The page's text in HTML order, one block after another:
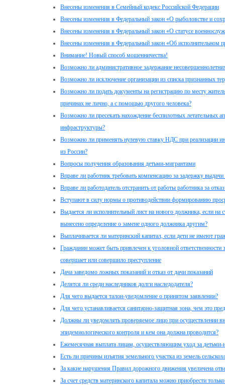
Внесены изменения в Семейный кодекс Российской Федерации
Внесены изменения в Федеральный закон «О рыболовстве и
Внесены изменения в Федеральный закон «О статусе
Внесены изменения в Федеральный закон «Об исполнительном
Внимание! Новый способ мошенничества!
Возможно ли административное задержание
Возможно ли исключение организации из списка признанных
Возможно ли подать документы на регистрацию по месту
причинах не лично, а с помощью другого человека?
Возможно ли пресекать нахождение беспилотных летательных
инфраструктуры?
Возможно ли применять нулевую ставку НДС при реализации
из России?
Вопросы получения образования детьми-мигрантами
Вправе ли работник требовать компенсацию за задержку
Вправе ли работодатель отстранить от работы работника за
Вступают в силу нормы о противодействии формированию
Выдается ли исполнительный лист на нового должника, если на
вынесено определение о замене одного должника другим?
Выплачивается ли материнский капитал, если дети не имеют
Гражданин может быть привлечен к уголовной ответственности
совершает или совершило преступление
Дача заведомо ложных показаний и отказ от дачи показаний
Делятся ли среди наследников долги наследодателя?
Для чего выдается талон-уведомление о принятом заявлении?
Для чего устанавливается санитарно-защитная зона, чем это
Должны ли уведомлять проверяемое лицо при осуществлении
эпидемиологического контроля и кем она должна проводится?
Ежемесячная выплата лицам, осуществляющим уход за детьми-
Есть ли причины изъятия земельного участка из земель
За какие нарушения Правил дорожного движения увеличена
За счет средств материнского капитала можно приобрести